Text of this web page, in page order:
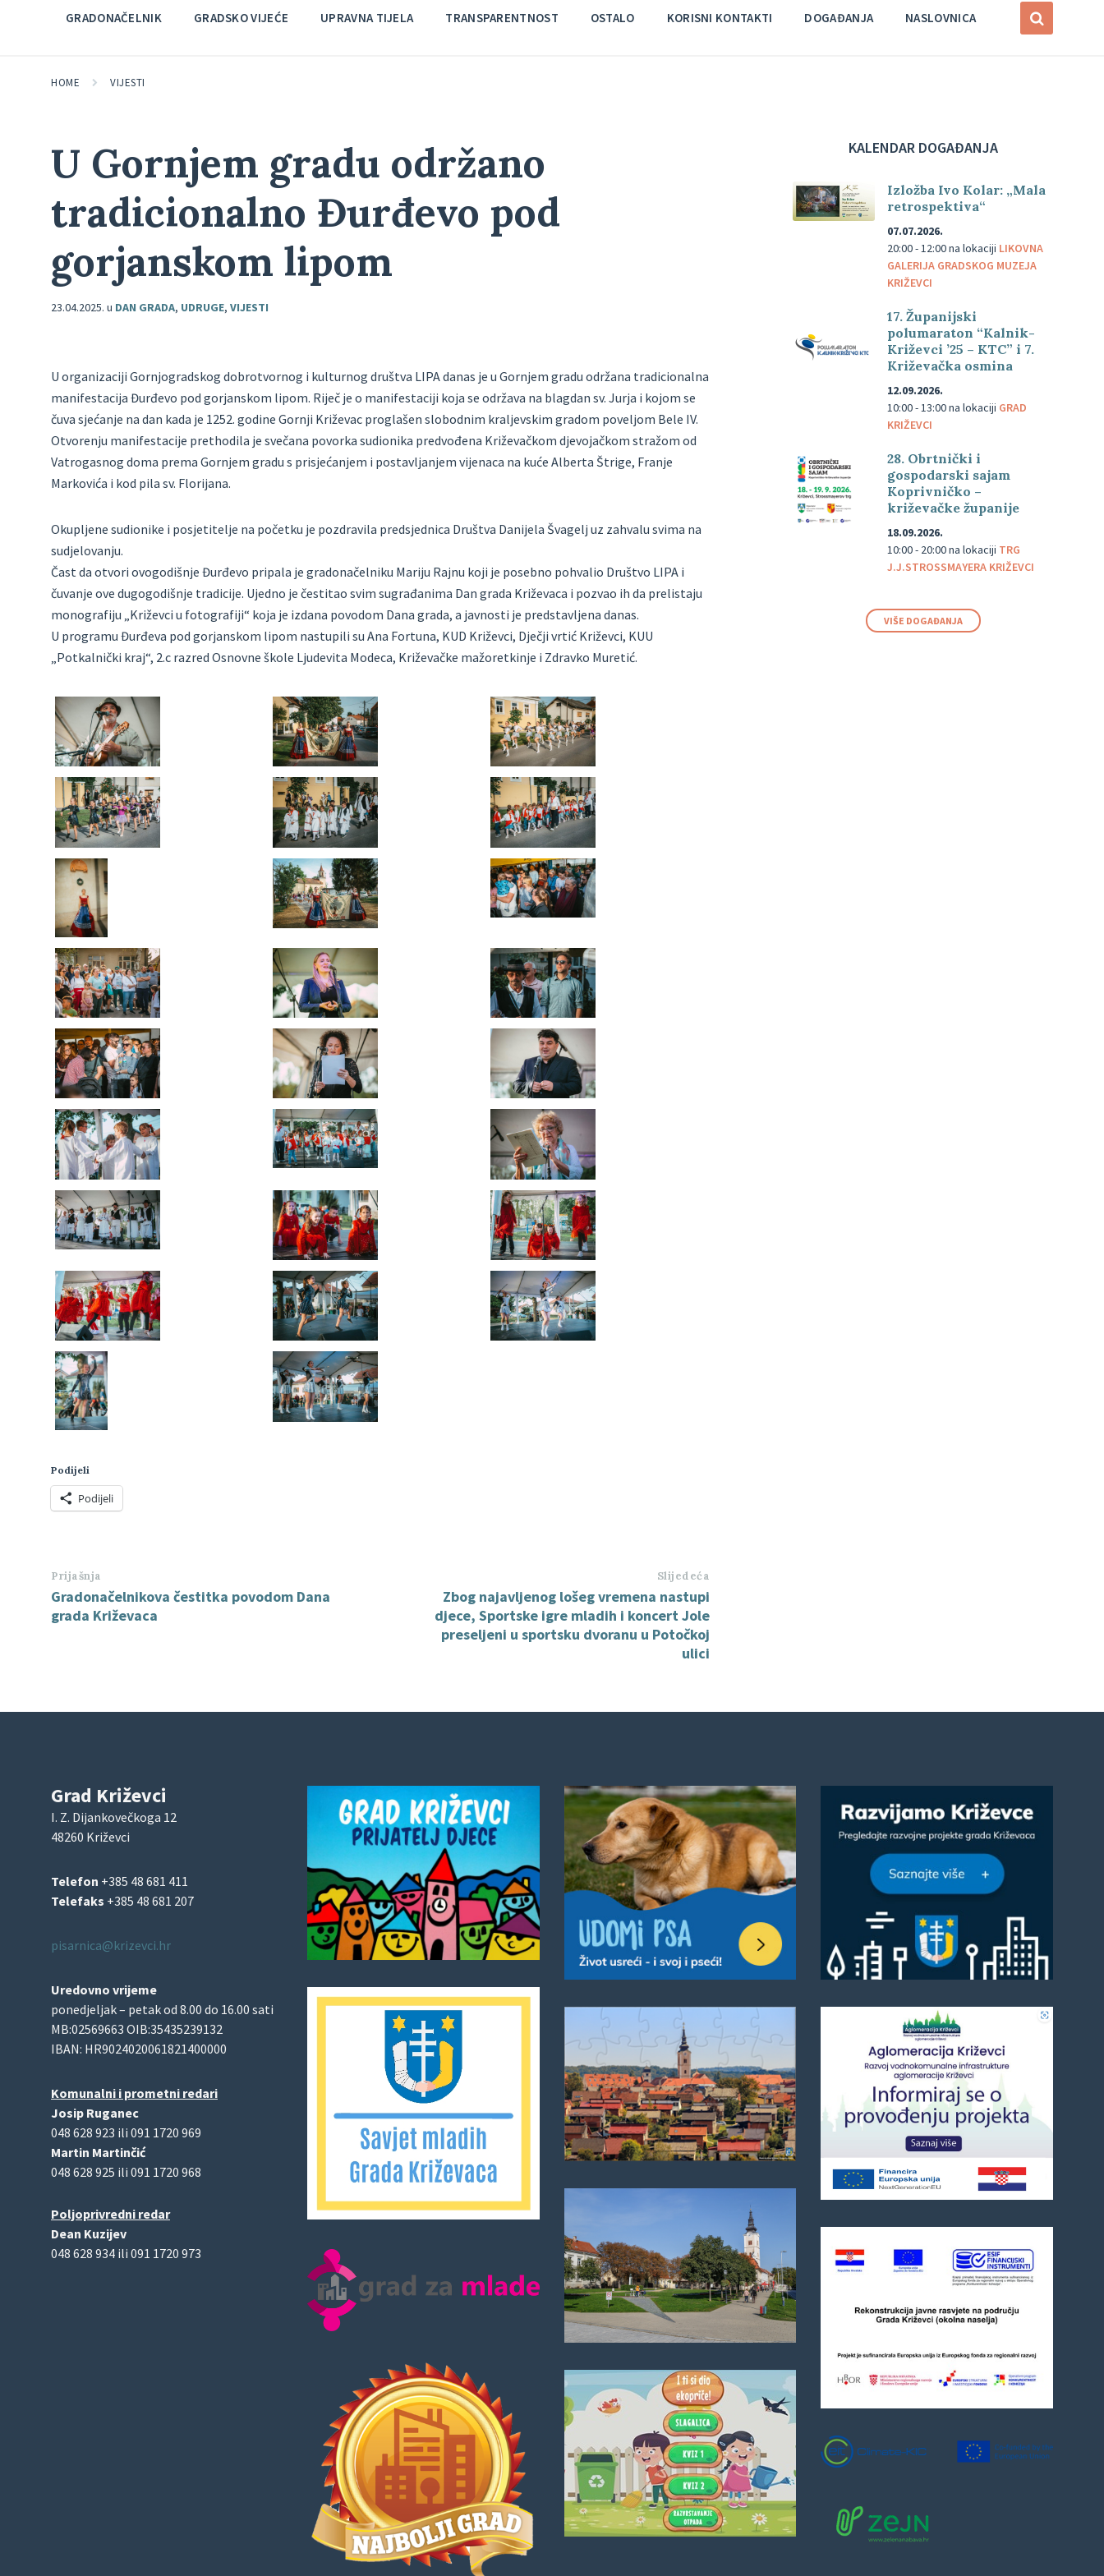
GRADONAČELNIK GRADSKO VIJEĆE UPRAVNA TIJELA TRANSPARENTNOST OSTALO KORISNI KONTAKTI DOGAĐANJA NASLOVNICA
HOME VIJESTI
U Gornjem gradu održano
tradicionalno Đurđevo pod
gorjanskom lipom
23.04.2025. u DAN GRADA, UDRUGE, VIJESTI
U organizaciji Gornjogradskog dobrotvornog i kulturnog društva LIPA danas je u Gornjem gradu održana tradicionalna
manifestacija Đurđevo pod gorjanskom lipom. Riječ je o manifestaciji koja se održava na blagdan sv. Jurja i kojom se
čuva sjećanje na dan kada je 1252. godine Gornji Križevac proglašen slobodnim kraljevskim gradom poveljom Bele IV.
Otvorenju manifestacije prethodila je svečana povorka sudionika predvođena Križevačkom djevojačkom stražom od
Vatrogasnog doma prema Gornjem gradu s prisjećanjem i postavljanjem vijenaca na kuće Alberta Štrige, Franje
Markovića i kod pila sv. Florijana.
Okupljene sudionike i posjetitelje na početku je pozdravila predsjednica Društva Danijela Švagelj uz zahvalu svima na
sudjelovanju.
Čast da otvori ovogodišnje Đurđevo pripala je gradonačelniku Mariju Rajnu koji je posebno pohvalio Društvo LIPA i
čuvanje ove dugogodišnje tradicije. Ujedno je čestitao svim sugrađanima Dan grada Križevaca i pozvao ih da prelistaju
monografiju „Križevci u fotografiji“ koja je izdana povodom Dana grada, a javnosti je predstavljena danas.
U programu Đurđeva pod gorjanskom lipom nastupili su Ana Fortuna, KUD Križevci, Dječji vrtić Križevci, KUU
„Potkalnički kraj“, 2.c razred Osnovne škole Ljudevita Modeca, Križevačke mažoretkinje i Zdravko Muretić.
Podijeli
Podijeli
Prijašnja
Gradonačelnikova čestitka povodom Dana
grada Križevaca
Slijedeća
Zbog najavljenog lošeg vremena nastupi
djece, Sportske igre mladih i koncert Jole
preseljeni u sportsku dvoranu u Potočkoj
ulici
KALENDAR DOGAĐANJA
Izložba Ivo Kolar: „Mala
retrospektiva“
07.07.2026.
20:00 - 12:00na lokaciji LIKOVNA
GALERIJA GRADSKOG MUZEJA
KRIŽEVCI
17. Županijski
polumaraton “Kalnik-
Križevci ’25 – KTC” i 7.
Križevačka osmina
12.09.2026.
10:00 - 13:00na lokaciji GRAD
KRIŽEVCI
28. Obrtnički i
gospodarski sajam
Koprivničko –
križevačke županije
18.09.2026.
10:00 - 20:00na lokaciji TRG
J.J.STROSSMAYERA KRIŽEVCI
VIŠE DOGAĐANJA
Grad Križevci
I. Z. Dijankovečkoga 12
48260 Križevci
Telefon +385 48 681 411
Telefaks +385 48 681 207
pisarnica@krizevci.hr
Uredovno vrijeme
ponedjeljak – petak od 8.00 do 16.00 sati
MB:02569663 OIB:35435239132
IBAN: HR9024020061821400000
Komunalni i prometni redari
Josip Ruganec
048 628 923 ili 091 1720 969
Martin Martinčić
048 628 925 ili 091 1720 968
Poljoprivredni redar
Dean Kuzijev
048 628 934 ili 091 1720 973